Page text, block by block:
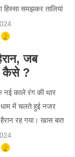
हिस्सा समझकर तालियां
की मौत हो गई।
मीडिया पर तेजी से
जब
कैसे ?
नई काले रंग की थार
धाम में चलते हुई नजर
रह गया। खास बात
सड़क के रास्ते नहीं
रास्ते केदारनाथ धाम में